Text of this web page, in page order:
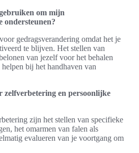
om mijn
ondersteunen?
gedragsverandering omdat het je
te blijven. Het stellen van
van jezelf voor het behalen
bij het handhaven van
zelfverbetering en persoonlijke
zijn het stellen van specifieke
het omarmen van falen als
evalueren van je voortgang om